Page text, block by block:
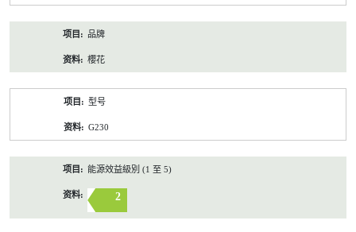
品牌
櫻花
型号
G230
能源效益級別 (1 至 5)
2